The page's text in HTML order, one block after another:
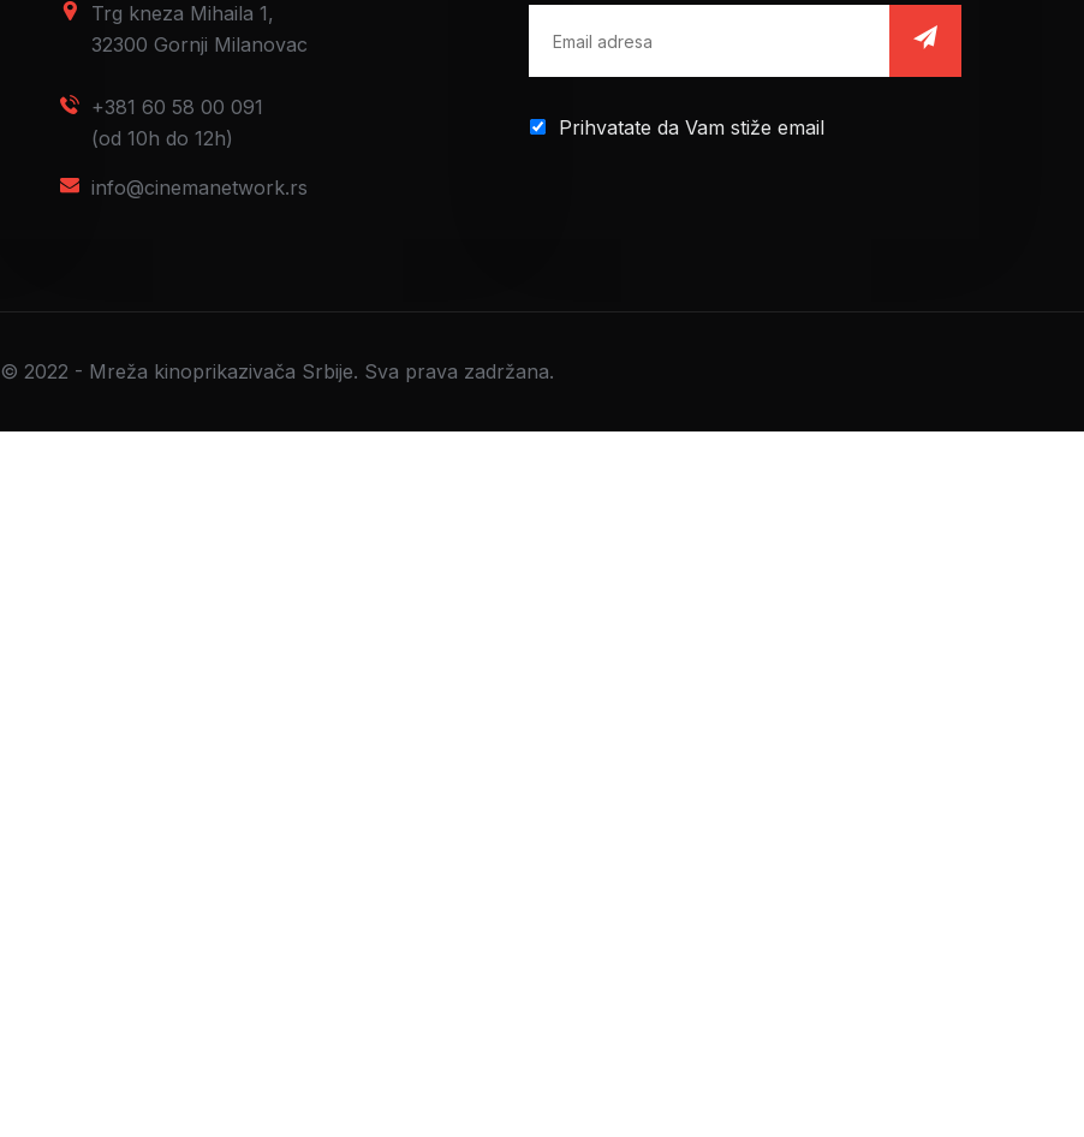
Trg kneza Mihaila 1,
32300 Gornji Milanovac
+381 60 58 00 091
(od 10h do 12h)
info@cinemanetwork.rs
Prihvatate da Vam stiže email
© 2022 - Mreža kinoprikazivača Srbije. Sva prava zadržana.